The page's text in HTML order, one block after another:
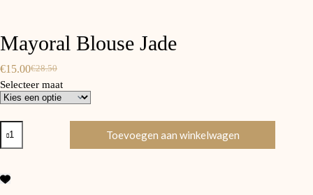
Mayoral Blouse Jade
€28.50
Oorspronkelijke
prijs
was:
€15.00Huidige
prijs
is:
Selecteer maat
Mayoral
Blouse
Jade
Toevoegen aan winkelwagen